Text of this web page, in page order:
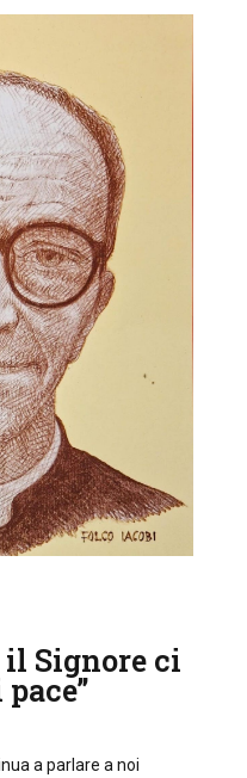
il Signore ci
a parlare a noi